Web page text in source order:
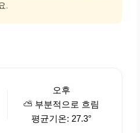
.
오후
⛅ 부분적으로 흐림
평균기온: 27.3°